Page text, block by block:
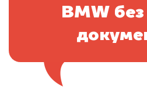
BMW